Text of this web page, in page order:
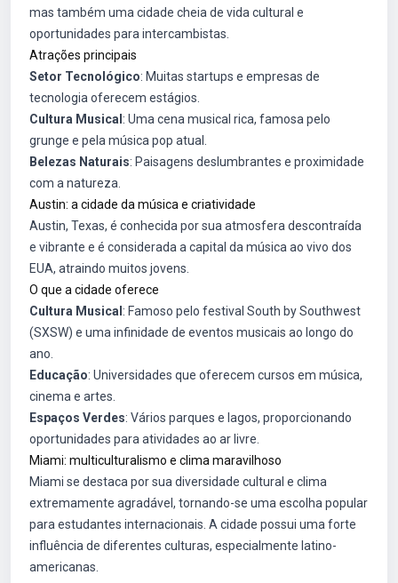
mas também uma cidade cheia de vida cultural e
oportunidades para intercambistas.
Atrações principais
Setor Tecnológico: Muitas startups e empresas de
tecnologia oferecem estágios.
Cultura Musical : Uma cena musical rica, famosa pelo
grunge e pela música pop atual.
Belezas Naturais: Paisagens deslumbrantes e proximidade
com a natureza.
Austin: a cidade da música e criatividade
Austin, Texas, é conhecida por sua atmosfera descontraída
e vibrante e é considerada a capital da música ao vivo dos
EUA, atraindo muitos jovens.
O que a cidade oferece
Cultura Musical : Famoso pelo festival South by Southwest
(SXSW) e uma infinidade de eventos musicais ao longo do
ano.
Educação: Universidades que oferecem cursos em música,
cinema e artes.
Espaços Verdes: Vários parques e lagos, proporcionando
oportunidades para atividades ao ar livre.
Miami: multiculturalismo e clima maravilhoso
Miami se destaca por sua diversidade cultural e clima
extremamente agradável, tornando-se uma escolha popular
para estudantes internacionais. A cidade possui uma forte
influência de diferentes culturas, especialmente latino-
americanas.